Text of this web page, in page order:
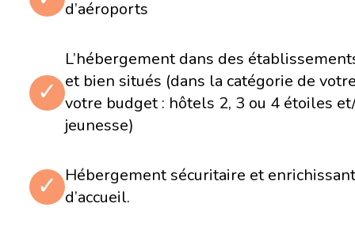
Forêt nuageuse de Mindo
Activité de tyrolienne (zipline) qui vous permettra
dans la luxuriante canopée de la forêt tropicale
Visite de Mariposas de Mindo, un jardin d'élevage de
Atelier vous présentant toutes les étapes de
cacao jusqu'au résultat final : le chocolat
d’aéroports
✓
L’hébergement dans des
et bien situés (dans la catégorie de
votre budget : hôtels 2, 3 ou 4 étoiles
jeunesse)
✓
Hébergement sécuritaire et
d’accueil.